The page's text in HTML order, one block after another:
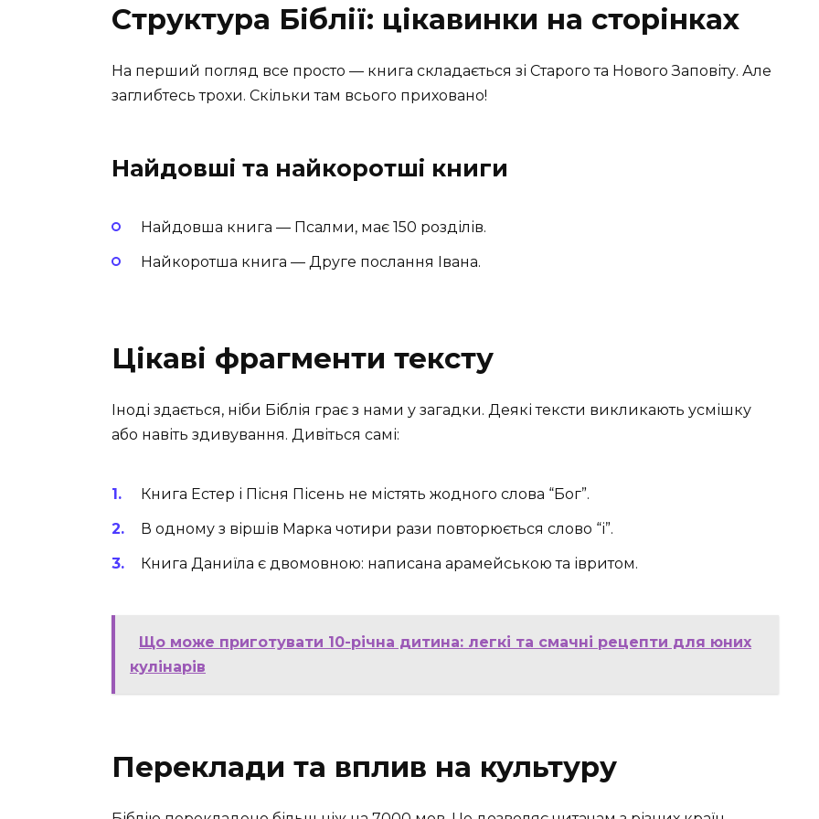
Структура Біблії: цікавинки на сторінках
На перший погляд все просто — книга складається зі Старого та Нового Заповіту. Але
заглибтесь трохи. Скільки там всього приховано!
Найдовші та найкоротші книги
Найдовша книга — Псалми, має 150 розділів.
Найкоротша книга — Друге послання Івана.
Цікаві фрагменти тексту
Іноді здається, ніби Біблія грає з нами у загадки. Деякі тексти викликають усмішку
або навіть здивування. Дивіться самі:
Книга Естер і Пісня Пісень не містять жодного слова “Бог”.
В одному з віршів Марка чотири рази повторюється слово “і”.
Книга Даниїла є двомовною: написана арамейською та івритом.
Що може приготувати 10-річна дитина: легкі та смачні рецепти для юних
кулінарів
Переклади та вплив на культуру